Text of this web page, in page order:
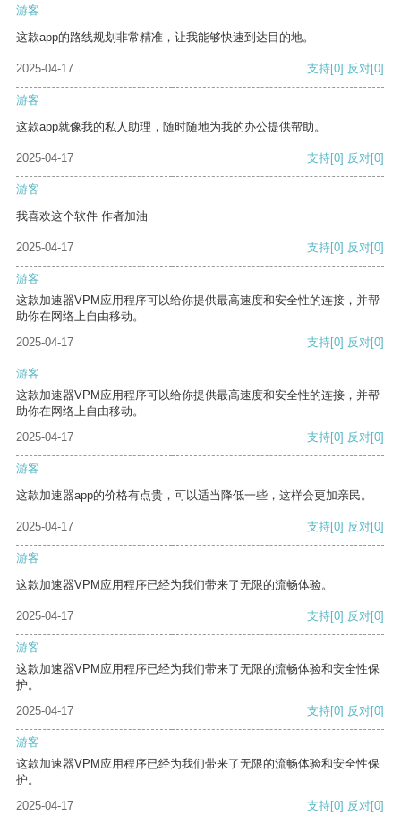
游客
这款app的路线规划非常精准，让我能够快速到达目的地。
2025-04-17 支持[0] 反对[0]
游客
这款app就像我的私人助理，随时随地为我的办公提供帮助。
2025-04-17 支持[0] 反对[0]
游客
我喜欢这个软件 作者加油
2025-04-17 支持[0] 反对[0]
游客
这款加速器VPM应用程序可以给你提供最高速度和安全性的连接，并帮
助你在网络上自由移动。
2025-04-17
支持[0] 反对[0]
游客
这款加速器VPM应用程序可以给你提供最高速度和安全性的连接，并帮
助你在网络上自由移动。
2025-04-17
支持[0] 反对[0]
游客
这款加速器app的价格有点贵，可以适当降低一些，这样会更加亲民。
2025-04-17 支持[0] 反对[0]
游客
这款加速器VPM应用程序已经为我们带来了无限的流畅体验。
2025-04-17 支持[0] 反对[0]
游客
这款加速器VPM应用程序已经为我们带来了无限的流畅体验和安全性保
护。
2025-04-17
支持[0] 反对[0]
游客
这款加速器VPM应用程序已经为我们带来了无限的流畅体验和安全性保
护。
2025-04-17
支持[0] 反对[0]